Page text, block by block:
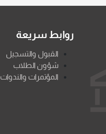
روابط سريعة
القبول والتسجيل
شؤون الطلاب
المؤتمرات والندوات